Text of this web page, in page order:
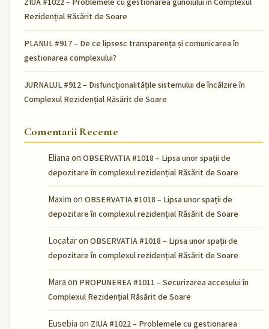
Rezidențial Răsărit de Soare
PLANUL #917 – De ce lipsesc transparența și comunicarea în
gestionarea complexului?
JURNALUL #912 – Disfuncționalitățile sistemului de încălzire în
Complexul Rezidențial Răsărit de Soare
Comentarii Recente
Elianaon OBSERVATIA #1018 – Lipsa unor spații de
depozitare în complexul rezidențial Răsărit de Soare
Maximon OBSERVATIA #1018 – Lipsa unor spații de
depozitare în complexul rezidențial Răsărit de Soare
Locataron OBSERVATIA #1018 – Lipsa unor spații de
depozitare în complexul rezidențial Răsărit de Soare
Maraon PROPUNEREA #1011 – Securizarea accesului în
Complexul Rezidențial Răsărit de Soare
Eusebiaon ZIUA #1022 – Problemele cu gestionarea